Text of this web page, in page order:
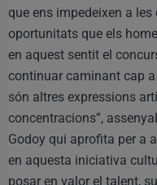
que ens impedeixen a
oportunitats que els
en aquest sentit el
continuar caminant cap
són altres expressions
concentracions”,
Godoy qui aprofita per a
en aquesta iniciativa
posar en valor el talent,